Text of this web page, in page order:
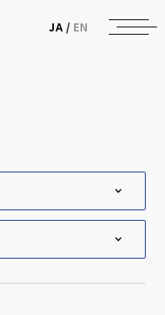
サービス
JA / EN